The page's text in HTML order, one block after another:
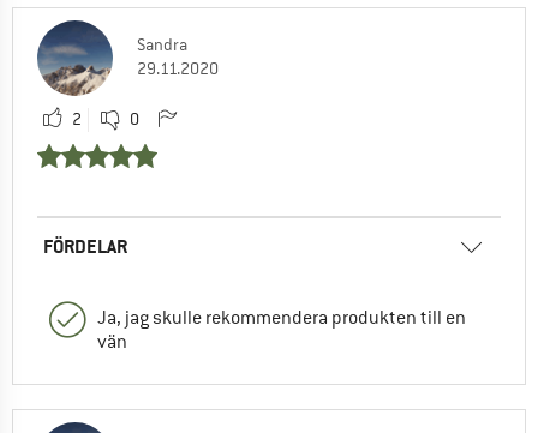
Sandra
29.11.2020
2 0
FÖRDELAR
Ja, jag skulle rekommendera produkten till en
vän